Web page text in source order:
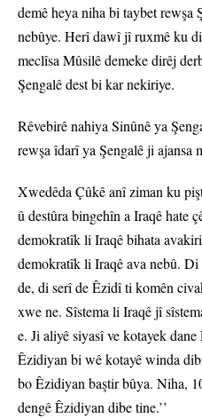
demê heya niha bi taybet rewşa
nebûye. Herî dawî jî ruxmê ku
meclîsa Mûsilê demeke dirêj
Şengalê dest bi kar nekiriye.
Rêvebirê nahiya Sinûnê ya
rewşa îdarî ya Şengalê ji ajansa
Xwedêda Çûkê anî ziman ku
û destûra bingehîn a Iraqê hate
demokratîk li Iraqê bihata
demokratîk li Iraqê ava nebû.
de, di serî de Êzidî ti komên
xwe ne. Sîstema li Iraqê jî
e. Ji aliyê siyasî ve kotayek
Êzidiyan bi wê kotayê winda
bo Êzidiyan baştir bûya. Niha,
dengê Êzidiyan dibe tine.’’